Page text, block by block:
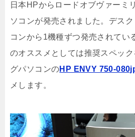
日本HPからロードオブヴァーミ
ソコンが発売されました。デス
コンから1機種ずつ発売されてい
のオススメとしては推奨スペッ
グパソコンのHP ENVY 750-
メします。